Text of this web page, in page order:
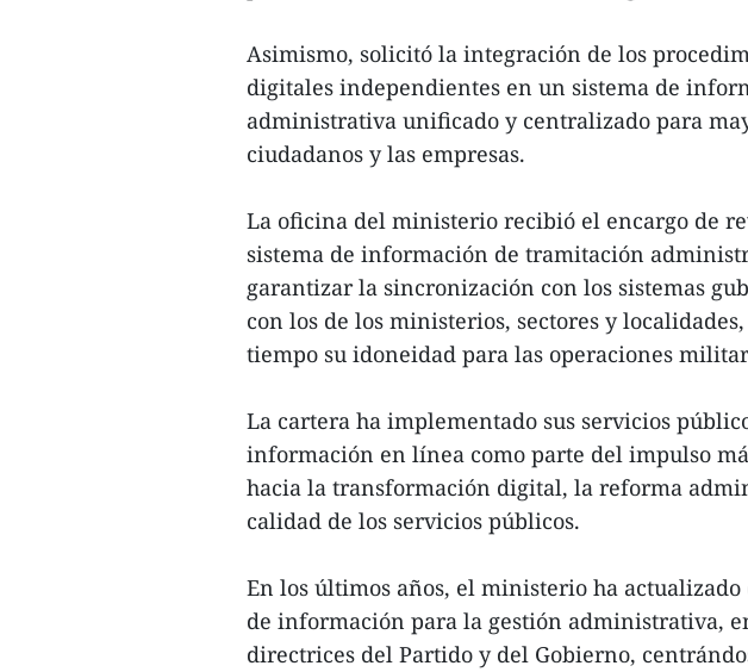
Asimismo, solicitó la integración de los
digitales independientes en un sistema de
administrativa unificado y centralizado para
ciudadanos y las empresas.
La oficina del ministerio recibió el encargo de
sistema de información de tramitación
garantizar la sincronización con los sistemas
con los de los ministerios, sectores y
tiempo su idoneidad para las operaciones
La cartera ha implementado sus servicios
información en línea como parte del impulso
hacia la transformación digital, la reforma
calidad de los servicios públicos.
En los últimos años, el ministerio ha
de información para la gestión administrativa,
directrices del Partido y del Gobierno,